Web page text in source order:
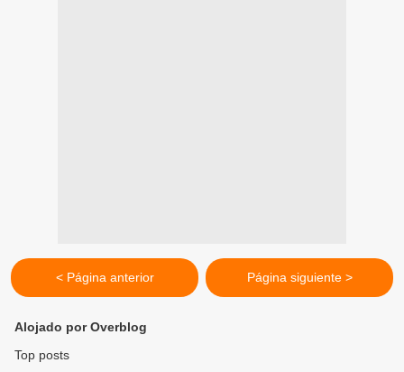
< Página anterior Página siguiente >
Alojado por Overblog
Top posts